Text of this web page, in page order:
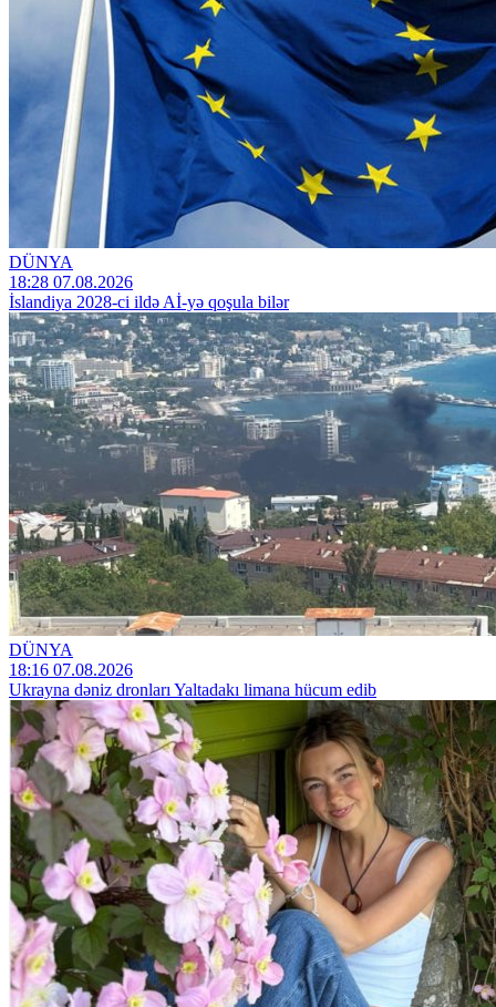
DÜNYA
18:28 07.08.2026
İslandiya 2028-ci ildə Aİ-yə qoşula bilər
DÜNYA
18:16 07.08.2026
Ukrayna dəniz dronları Yaltadakı limana hücum edib